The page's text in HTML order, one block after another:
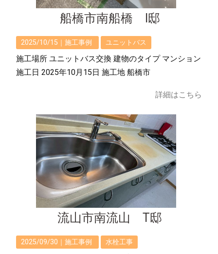
船橋市南船橋 I邸
2025/10/15｜施工事例 ユニットバス
施工場所 ユニットバス交換 建物のタイプ マンション
施工日 2025年10月15日 施工地 船橋市
詳細はこちら
流山市南流山 T邸
2025/09/30｜施工事例 水栓工事